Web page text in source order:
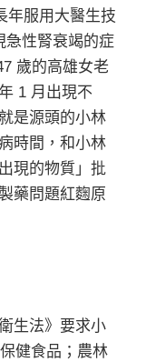
年服用大醫生技
急性腎衰竭的症
歲的高雄女老
1 月出現不
是源頭的小林
時間，和小林
現的物質」批
藥問題紅麴原
生法》要求小
健食品；農林